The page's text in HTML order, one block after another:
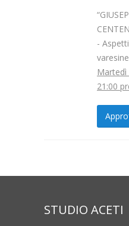
-
Martedì
21:00
STUDIO ACETI